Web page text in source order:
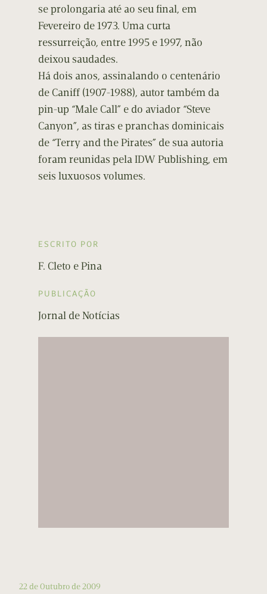
se prolongaria até ao seu final, em
Fevereiro de 1973. Uma curta
ressurreição, entre 1995 e 1997, não
deixou saudades.
Há dois anos, assinalando o centenário
de Caniff (1907-1988), autor também da
pin-up “Male Call” e do aviador “Steve
Canyon”, as tiras e pranchas dominicais
de “Terry and the Pirates” de sua autoria
foram reunidas pela IDW Publishing, em
seis luxuosos volumes.
ESCRITO POR
F. Cleto e Pina
PUBLICAÇÃO
Jornal de Notícias
22 de Outubro de 2009